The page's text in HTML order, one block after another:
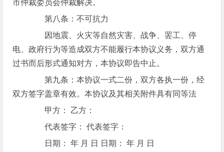
市仲裁委员会仲裁解决。
第八条：不可抗力
因地震、火灾等自然灾害、战争、罢工、停
电、政府行为等造成双方不能履行本协议义务，双方通
过书而后形式通知对方，本协议即告中止。
第九条：本协议一式二份，双方各执一份，经
双方签字盖章有效。本协议及其相关附件具有同等法
甲方： 乙方：
代表签字： 代表签字：
日期： 年 月 日 日期： 年 月 日